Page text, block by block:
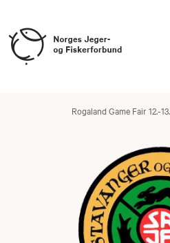
Rogaland Game Fair 12.-